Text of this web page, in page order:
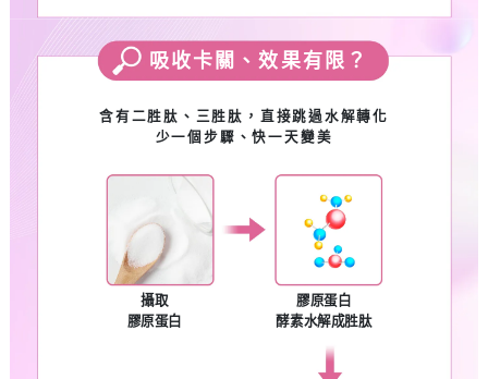
吸收卡關、效果有限？
含有二胜肽、三胜肽，直接跳過水解轉化
少一個步驟、快一天變美
攝取
膠原蛋白
膠原蛋白
酵素水解成胜肽